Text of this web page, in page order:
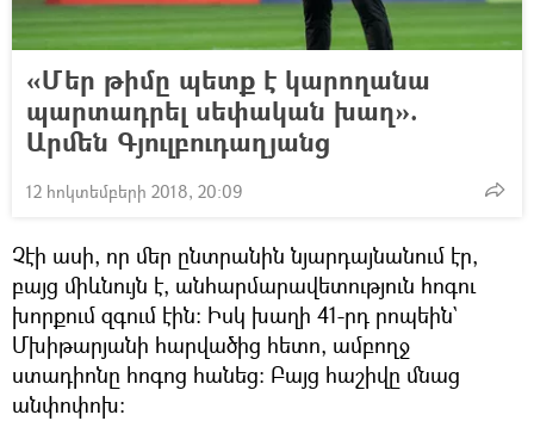
«Մեր թիմը պետք է կարողանա
պարտադրել սեփական խաղ».
Արմեն Գյուլբուդաղյանց
12 հոկտեմբերի 2018, 20:09
Չէի ասի, որ մեր ընտրանին նյարդայնանում էր,
բայց միևնույն է, անհարմարավետություն հոգու
խորքում զգում էին: Իսկ խաղի 41-րդ րոպեին`
Մխիթարյանի հարվածից հետո, ամբողջ
ստադիոնը հոգոց հանեց: Բայց հաշիվը մնաց
անփոփոխ: